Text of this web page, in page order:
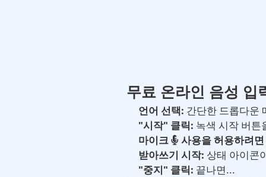
무료 온라인 음성 입
언어 선택: 간단한 드롭다운
"시작" 클릭: 녹색 시작 버튼
마이크
사용을 허용하려
받아쓰기 시작: 상태 아이콘
"중지" 클릭: 끝나면...